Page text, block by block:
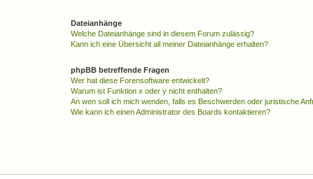
Dateianhänge
Welche Dateianhänge sind in diesem Forum zulässig?
Kann ich eine Übersicht all meiner Dateianhänge erhalten?
phpBB betreffende Fragen
Wer hat diese Forensoftware entwickelt?
Warum ist Funktion x oder y nicht enthalten?
An wen soll ich mich wenden, falls es Beschwerden oder juristische
Wie kann ich einen Administrator des Boards kontaktieren?